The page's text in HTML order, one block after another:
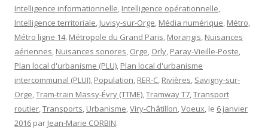
Intelligence informationnelle, Intelligence opérationnelle,
Intelligence territoriale, Juvisy-sur-Orge, Média numérique, Métro,
Métro ligne 14, Métropole du Grand Paris, Morangis, Nuisances
aériennes, Nuisances sonores, Orge, Orly, Paray-Vieille-Poste,
Plan local d'urbanisme (PLU), Plan local d'urbanisme
intercommunal (PLUI), Population, RER-C, Rivières, Savigny-sur-
Orge,Tram-train Massy-Évry (TTME),Tramway T7,Transport
routier,Transports, Urbanisme,Viry-Châtillon,Voeux, le 6 janvier
2016 par Jean-Marie CORBIN.